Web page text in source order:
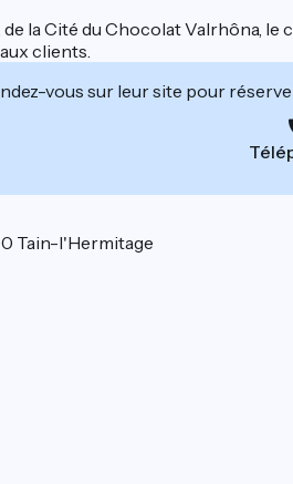
la Cité du Chocolat Valrhôna,
clients.
vous sur leur site pour
Tain-l'Hermitage